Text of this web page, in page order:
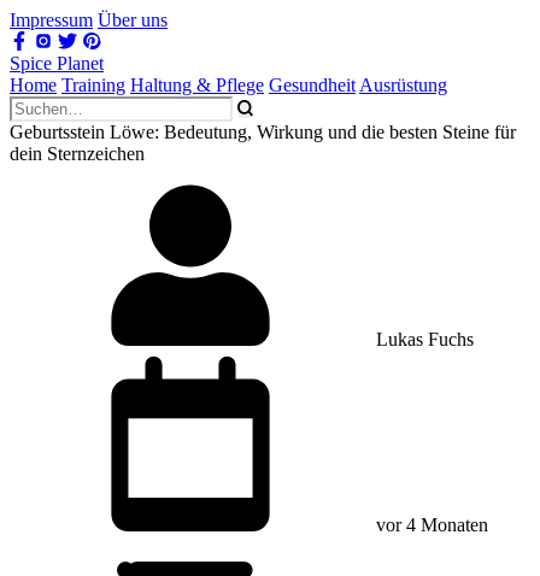
Impressum Über uns
Spice Planet
Home Training Haltung & Pflege Gesundheit Ausrüstung
Geburtsstein Löwe: Bedeutung, Wirkung und die besten Steine für
dein Sternzeichen
Lukas Fuchs
vor 4 Monaten